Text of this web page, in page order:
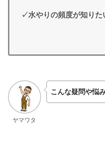
✓水やりの頻度が知りた
ヤマワタ
こんな疑問や悩